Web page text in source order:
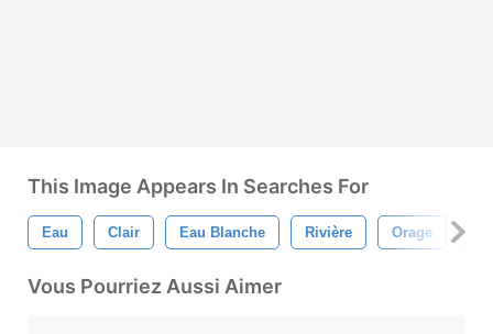
This Image Appears In Searches For
Eau Clair Eau Blanche Rivière Orage
Vous Pourriez Aussi Aimer